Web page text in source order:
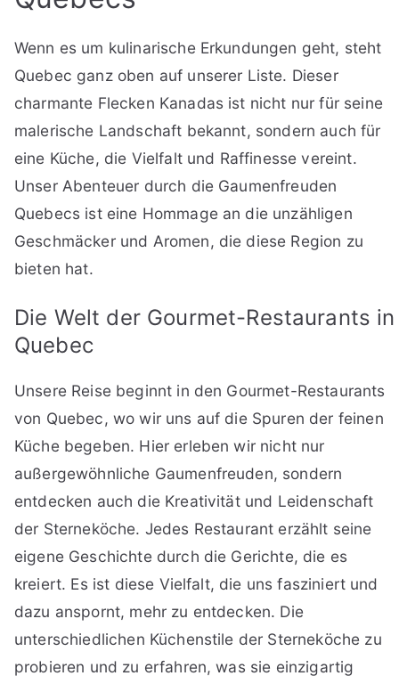
Wenn es um kulinarische Erkundungen geht, steht
Quebec ganz oben auf unserer Liste. Dieser
charmante Flecken Kanadas ist nicht nur für seine
malerische Landschaft bekannt, sondern auch für
eine Küche, die Vielfalt und Raffinesse vereint.
Unser Abenteuer durch die Gaumenfreuden
Quebecs ist eine Hommage an die unzähligen
Geschmäcker und Aromen, die diese Region zu
bieten hat.
Die Welt der Gourmet-Restaurants in
Quebec
Unsere Reise beginnt in den Gourmet-Restaurants
von Quebec, wo wir uns auf die Spuren der feinen
Küche begeben. Hier erleben wir nicht nur
außergewöhnliche Gaumenfreuden, sondern
entdecken auch die Kreativität und Leidenschaft
der Sterneköche. Jedes Restaurant erzählt seine
eigene Geschichte durch die Gerichte, die es
kreiert. Es ist diese Vielfalt, die uns fasziniert und
dazu anspornt, mehr zu entdecken. Die
unterschiedlichen Küchenstile der Sterneköche zu
probieren und zu erfahren, was sie einzigartig